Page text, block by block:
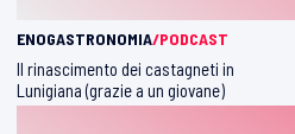
ENOGASTRONOMIA/PODCAST
Il rinascimento dei castagneti in
Lunigiana (grazie a un giovane)